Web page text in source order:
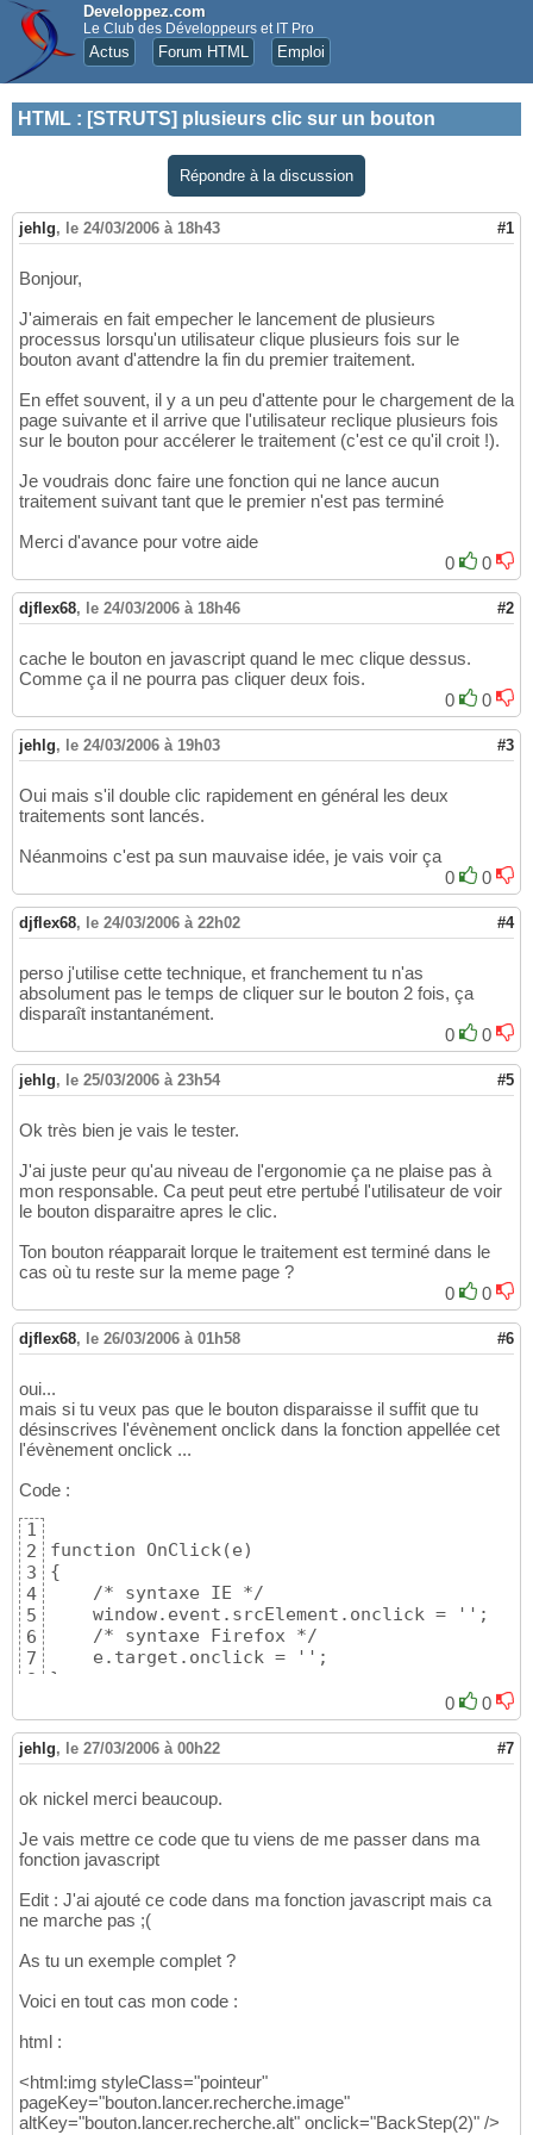
Developpez.com
Le Club des Développeurs et IT Pro
Actus Forum HTML Emploi
HTML : [STRUTS] plusieurs clic sur un bouton
Répondre à la discussion
jehlg, le 24/03/2006 à 18h43 #1
Bonjour,
J'aimerais en fait empecher le lancement de plusieurs
processus lorsqu'un utilisateur clique plusieurs fois sur le
bouton avant d'attendre la fin du premier traitement.
En effet souvent, il y a un peu d'attente pour le chargement de la
page suivante et il arrive que l'utilisateur reclique plusieurs fois
sur le bouton pour accélerer le traitement (c'est ce qu'il croit !).
Je voudrais donc faire une fonction qui ne lance aucun
traitement suivant tant que le premier n'est pas terminé
Merci d'avance pour votre aide
0
0
djflex68, le 24/03/2006 à 18h46 #2
cache le bouton en javascript quand le mec clique dessus.
Comme ça il ne pourra pas cliquer deux fois.
0
0
jehlg, le 24/03/2006 à 19h03 #3
Oui mais s'il double clic rapidement en général les deux
traitements sont lancés.
Néanmoins c'est pa sun mauvaise idée, je vais voir ça
0
0
djflex68, le 24/03/2006 à 22h02 #4
perso j'utilise cette technique, et franchement tu n'as
absolument pas le temps de cliquer sur le bouton 2 fois, ça
disparaît instantanément.
0
0
jehlg, le 25/03/2006 à 23h54 #5
Ok très bien je vais le tester.
J'ai juste peur qu'au niveau de l'ergonomie ça ne plaise pas à
mon responsable. Ca peut peut etre pertubé l'utilisateur de voir
le bouton disparaitre apres le clic.
Ton bouton réapparait lorque le traitement est terminé dans le
cas où tu reste sur la meme page ?
0
0
djflex68, le 26/03/2006 à 01h58 #6
oui...
mais si tu veux pas que le bouton disparaisse il suffit que tu
désinscrives l'évènement onclick dans la fonction appellée cet
l'évènement onclick ...
Code :
1
2
3
4
5
6
7
8
function OnClick(e)
{
    /* syntaxe IE */
    window.event.srcElement.onclick = '';
    /* syntaxe Firefox */
    e.target.onclick = '';
}
0 0
jehlg, le 27/03/2006 à 00h22 #7
ok nickel merci beaucoup.
Je vais mettre ce code que tu viens de me passer dans ma
fonction javascript
Edit : J'ai ajouté ce code dans ma fonction javascript mais ca
ne marche pas ;(
As tu un exemple complet ?
Voici en tout cas mon code :
html :
<html:img styleClass="pointeur"
pageKey="bouton.lancer.recherche.image"
altKey="bouton.lancer.recherche.alt" onclick="BackStep(2)" />